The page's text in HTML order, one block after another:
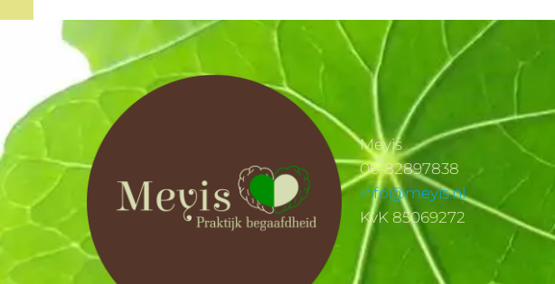
Meyis
06-82897838
info@meyis.nl
KvK 85069272